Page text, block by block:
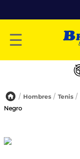
☰
Hombres Tenis
Negro